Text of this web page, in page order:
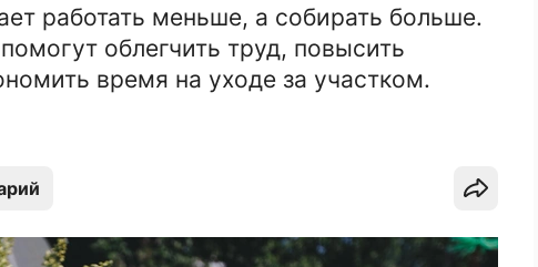
работать меньше, а собирать больше.
облегчить труд, повысить
время на уходе за участком.